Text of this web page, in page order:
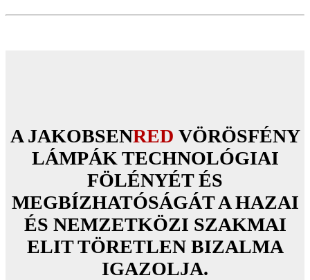
A JAKOBSENRED VÖRÖSFÉNY
LÁMPÁK TECHNOLÓGIAI
FÖLÉNYÉT ÉS
MEGBÍZHATÓSÁGÁT A HAZAI
ÉS NEMZETKÖZI SZAKMAI
ELIT TÖRETLEN BIZALMA
IGAZOLJA.